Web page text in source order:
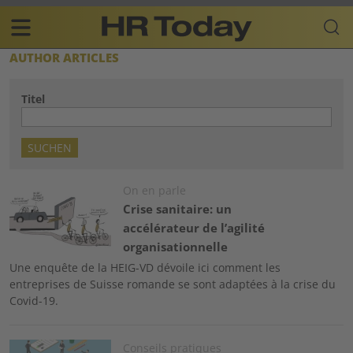
Skip
content
Plattform
für
Human
Main
FR
AUTHOR ARTICLES
Titel
Image On en parle
Crise sanitaire: un
accélérateur de l’agilité
organisationnelle
Une enquête de la HEIG-VD dévoile ici comment les
entreprises de Suisse romande se sont adaptées à la crise du
Covid-19.
Image Conseils pratiques